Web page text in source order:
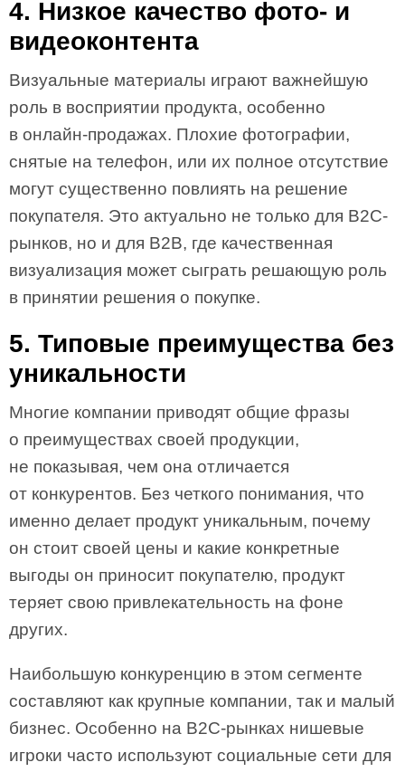
4. Низкое качество фото- и
видеоконтента
Визуальные материалы играют важнейшую
роль в восприятии продукта, особенно
в онлайн-продажах. Плохие фотографии,
снятые на телефон, или их полное отсутствие
могут существенно повлиять на решение
покупателя. Это актуально не только для B2C-
рынков, но и для B2B, где качественная
визуализация может сыграть решающую роль
в принятии решения о покупке.
5. Типовые преимущества без
уникальности
Многие компании приводят общие фразы
о преимуществах своей продукции,
не показывая, чем она отличается
от конкурентов. Без четкого понимания, что
именно делает продукт уникальным, почему
он стоит своей цены и какие конкретные
выгоды он приносит покупателю, продукт
теряет свою привлекательность на фоне
других.
Наибольшую конкуренцию в этом сегменте
составляют как крупные компании, так и малый
бизнес. Особенно на B2C-рынках нишевые
игроки часто используют социальные сети для